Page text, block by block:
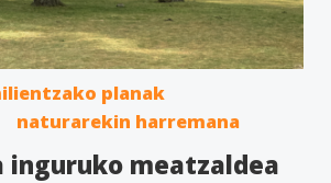
planak
naturarekin harremana
inguruko meatzaldea